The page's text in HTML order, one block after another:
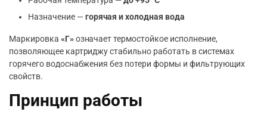
Назначение —горячая и холодная вода
Маркировка «Г»означает термостойкое исполнение,
позволяющее картриджу стабильно работать в системах
горячего водоснабжения без потери формы и фильтрующих
свойств.
Принцип работы